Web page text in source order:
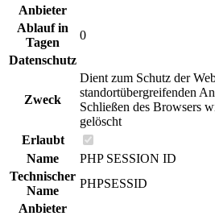
Anbieter
Ablauf in
Tagen
0
Datenschutz
Zweck
Dient zum Schutz der
standortübergreifenden
Schließen des Browsers
gelöscht
Erlaubt
Name
PHP SESSION ID
Technischer
Name
PHPSESSID
Anbieter